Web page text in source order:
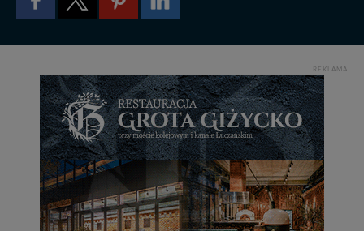
REKLAMA
Twoich danych jest elementem usługi (przekazanie
danych z formularza kontaktowego, przekazanie danych
Administratorem Twoich danych jest: Agencja
Reklamowa Kreacja Monika Borkowska, z siedzibą ul.
Wiejska 17, 11-500 Giżycko. Możesz z nami
skontaktować się za pośrednictwem tejstrony.
W każdej chwili możesz: zażądać dostępu do swoich
danych, zażądać ich poprawienia lub usunięcia,
zabronić ich przetwarzania. Pamiętaj jednak, że nie
zawsze jest możliwe techniczne zrealizowanie Twoich